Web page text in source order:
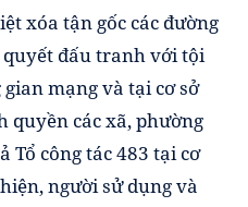
xóa tận gốc các đường
quyết đấu tranh với tội
mạng và tại cơ sở
quyền các xã, phường
Tổ công tác 483 tại cơ
người sử dụng và